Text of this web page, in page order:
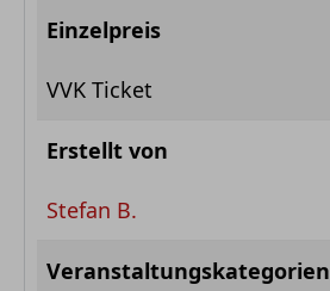
Einzelpreis
VVK Ticket
Erstellt von
Stefan B.
Veranstaltungskategorien